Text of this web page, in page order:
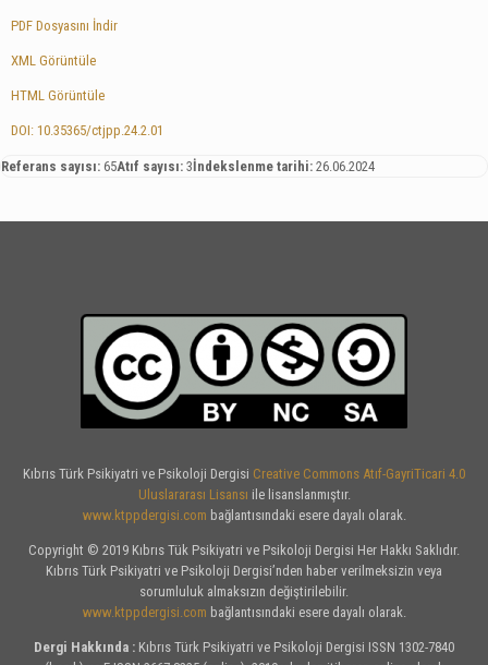
PDF Dosyasını İndir
XML Görüntüle
HTML Görüntüle
DOI: 10.35365/ctjpp.24.2.01
Referans sayısı: 65Atıf sayısı: 3İndekslenme tarihi: 26.06.2024
Kıbrıs Türk Psikiyatri ve Psikoloji Dergisi Creative Commons Atıf-GayriTicari 4.0
Uluslararası Lisansı ile lisanslanmıştır.
www.ktppdergisi.com bağlantısındaki esere dayalı olarak.
Copyright © 2019 Kıbrıs Tük Psikiyatri ve Psikoloji Dergisi Her Hakkı Saklıdır.
Kıbrıs Türk Psikiyatri ve Psikoloji Dergisi’nden haber verilmeksizin veya
sorumluluk almaksızın değiştirilebilir.
www.ktppdergisi.com bağlantısındaki esere dayalı olarak.
Dergi Hakkında : Kıbrıs Türk Psikiyatri ve Psikoloji Dergisi ISSN 1302-7840